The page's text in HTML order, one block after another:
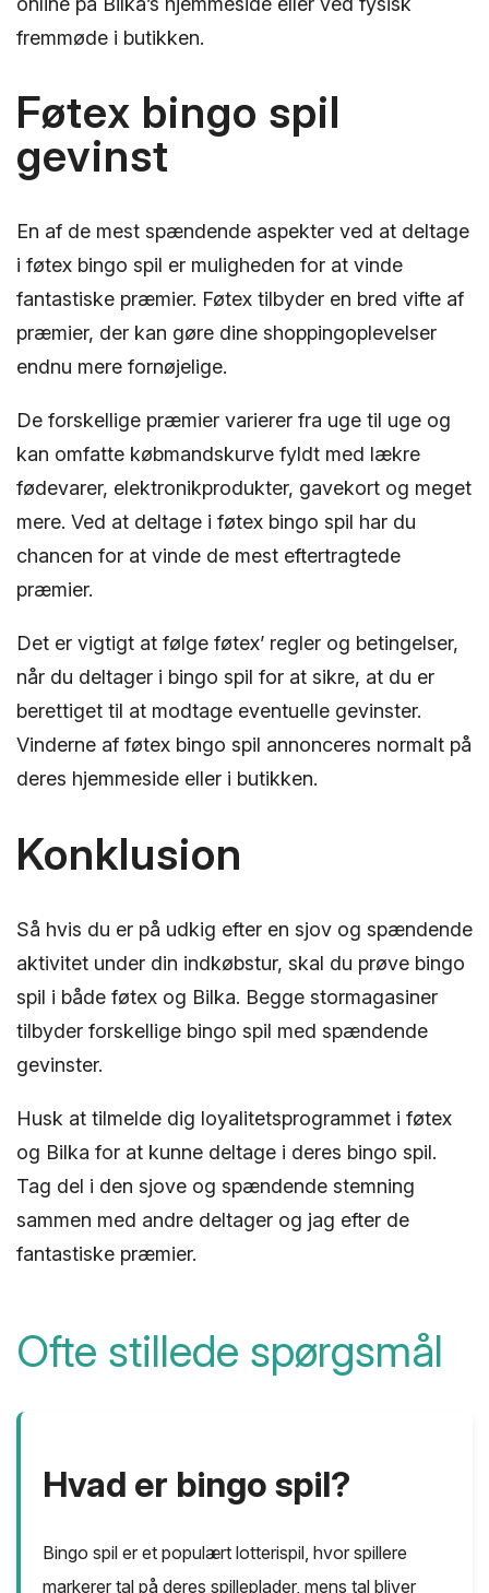
fremmøde i butikken.
Føtex bingo spil
gevinst
En af de mest spændende aspekter ved at deltage
i føtex bingo spil er muligheden for at vinde
fantastiske præmier. Føtex tilbyder en bred vifte af
præmier, der kan gøre dine shoppingoplevelser
endnu mere fornøjelige.
De forskellige præmier varierer fra uge til uge og
kan omfatte købmandskurve fyldt med lækre
fødevarer, elektronikprodukter, gavekort og meget
mere. Ved at deltage i føtex bingo spil har du
chancen for at vinde de mest eftertragtede
præmier.
Det er vigtigt at følge føtex’ regler og betingelser,
når du deltager i bingo spil for at sikre, at du er
berettiget til at modtage eventuelle gevinster.
Vinderne af føtex bingo spil annonceres normalt på
deres hjemmeside eller i butikken.
Konklusion
Så hvis du er på udkig efter en sjov og spændende
aktivitet under din indkøbstur, skal du prøve bingo
spil i både føtex og Bilka. Begge stormagasiner
tilbyder forskellige bingo spil med spændende
gevinster.
Husk at tilmelde dig loyalitetsprogrammet i føtex
og Bilka for at kunne deltage i deres bingo spil.
Tag del i den sjove og spændende stemning
sammen med andre deltager og jag efter de
fantastiske præmier.
Ofte stillede spørgsmål
Hvad er bingo spil?
Bingo spil er et populært lotterispil, hvor spillere
markerer tal på deres spilleplader, mens tal bliver